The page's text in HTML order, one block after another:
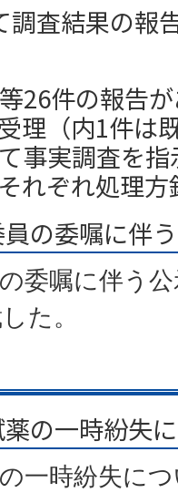
調査結果の報
26件の報告
理（内1件は
事実調査を
れぞれ処理
の委嘱に伴
委嘱に伴う
た。
の一時紛失
一時紛失に